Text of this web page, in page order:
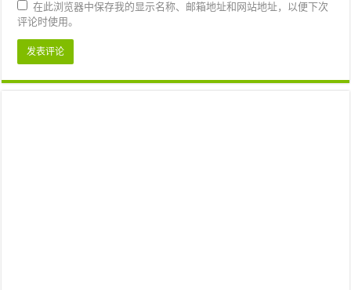
在此浏览器中保存我的显示名称、邮箱地址和网站地址，以便下次
评论时使用。